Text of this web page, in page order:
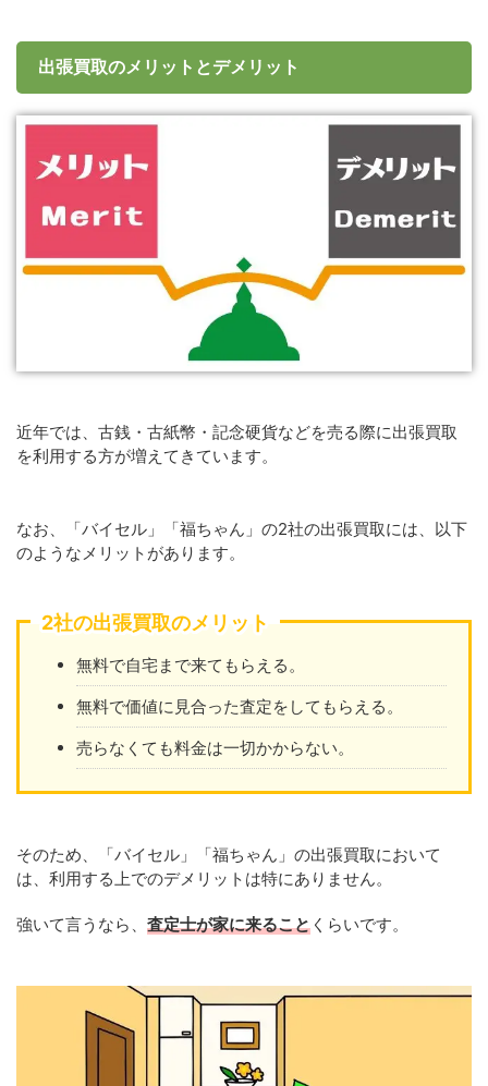
出張買取のメリットとデメリット
近年では、古銭・古紙幣・記念硬貨などを売る際に出張買取
を利用する方が増えてきています。
なお、「バイセル」「福ちゃん」の2社の出張買取には、以下
のようなメリットがあります。
2社の出張買取のメリット
無料で自宅まで来てもらえる。
無料で価値に見合った査定をしてもらえる。
売らなくても料金は一切かからない。
そのため、「バイセル」「福ちゃん」の出張買取において
は、利用する上でのデメリットは特にありません。
強いて言うなら、 査定士が家に来ること くらいです。